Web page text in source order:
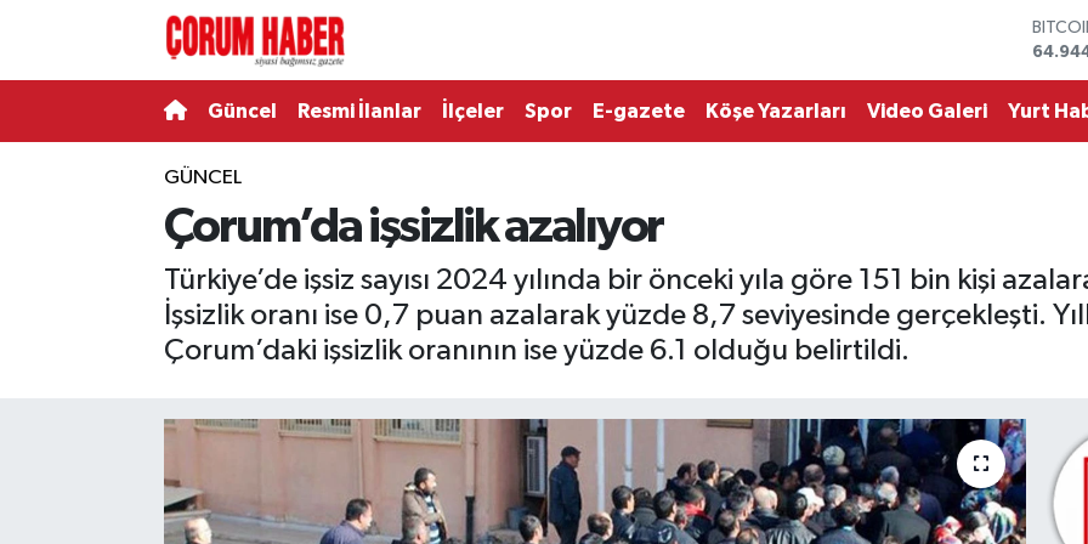
EURO
Güncel Resmi İlanlar İlçeler Spor E-gazete Köşe Yazarları Video Galeri Yurt
GÜNCEL
Çorum’da işsizlik azalıyor
Türkiye’de işsiz sayısı 2024 yılında bir önceki yıla göre 151 bin kişi
İşsizlik oranı ise 0,7 puan azalarak yüzde 8,7 seviyesinde gerçekleşti.
Çorum’daki işsizlik oranının ise yüzde 6.1 olduğu belirtildi.
Resmi İlanlar
Çorum Namaz Vakitleri
Trafik Durumu
Süper Lig Puan Durumu ve Fikstür
Haber Arşivi